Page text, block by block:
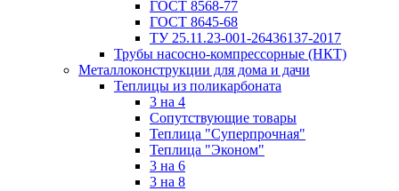
ГОСТ 8568-77
ГОСТ 8645-68
ТУ 25.11.23-001-26436137-2017
Трубы насосно-компрессорные (НКТ)
Металлоконструкции для дома и дачи
Теплицы из поликарбоната
3 на 4
Сопутствующие товары
Теплица "Суперпрочная"
Теплица "Эконом"
3 на 6
3 на 8